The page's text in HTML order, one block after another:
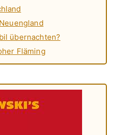
übernachten?
Fläming